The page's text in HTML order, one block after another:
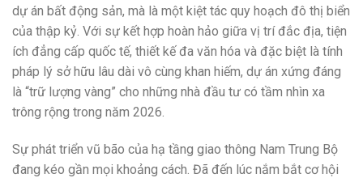
dự án bất động sản, mà là một kiệt tác quy hoạch đô thị biển
của thập kỷ. Với sự kết hợp hoàn hảo giữa vị trí đắc địa, tiện
ích đẳng cấp quốc tế, thiết kế đa văn hóa và đặc biệt là tính
pháp lý sở hữu lâu dài vô cùng khan hiếm, dự án xứng đáng
là “trữ lượng vàng” cho những nhà đầu tư có tầm nhìn xa
trông rộng trong năm 2026.
Sự phát triển vũ bão của hạ tầng giao thông Nam Trung Bộ
đang kéo gần mọi khoảng cách. Đã đến lúc nắm bắt cơ hội